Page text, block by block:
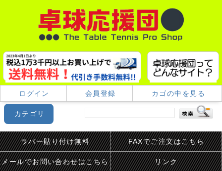
ログイン 会員登録 カゴの中を見る
ラバー貼り付け無料 FAXでご注文はこちら
メールでお問い合わせはこちら リンク
カテゴリ